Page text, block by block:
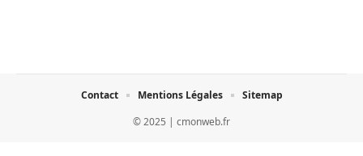
© 2025 | cmonweb.fr
Contact Mentions Légales Sitemap